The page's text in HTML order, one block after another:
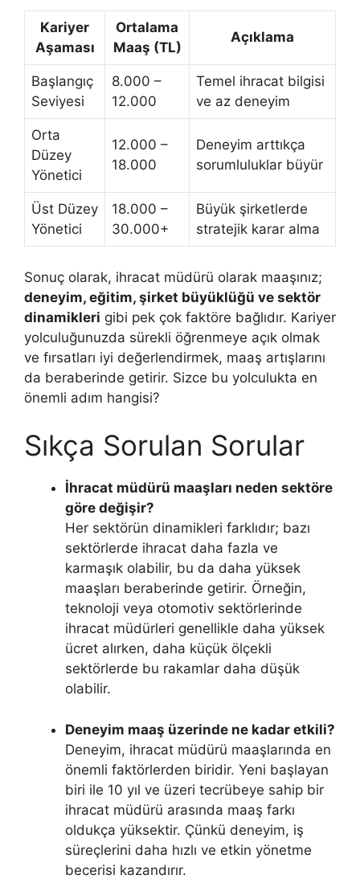
Kariyer
Aşaması
Ortalama
Maaş (TL)
Açıklama
Başlangıç
Seviyesi
8.000 –
12.000
Temel ihracat bilgisi
ve az deneyim
Orta
Düzey
Yönetici
12.000 –
18.000
Deneyim arttıkça
sorumluluklar büyür
Üst Düzey
Yönetici
18.000 –
30.000+
Büyük şirketlerde
stratejik karar alma
Sonuç olarak, ihracat müdürü olarak maaşınız;
deneyim, eğitim, şirket büyüklüğü ve sektör
dinamikleri gibi pek çok faktöre bağlıdır. Kariyer
yolculuğunuzda sürekli öğrenmeye açık olmak
ve fırsatları iyi değerlendirmek, maaş artışlarını
da beraberinde getirir. Sizce bu yolculukta en
önemli adım hangisi?
Sıkça Sorulan Sorular
İhracat müdürü maaşları neden sektöre
göre değişir?
Her sektörün dinamikleri farklıdır; bazı
sektörlerde ihracat daha fazla ve
karmaşık olabilir, bu da daha yüksek
maaşları beraberinde getirir. Örneğin,
teknoloji veya otomotiv sektörlerinde
ihracat müdürleri genellikle daha yüksek
ücret alırken, daha küçük ölçekli
sektörlerde bu rakamlar daha düşük
olabilir.
Deneyim maaş üzerinde ne kadar etkili?
Deneyim, ihracat müdürü maaşlarında en
önemli faktörlerden biridir. Yeni başlayan
biri ile 10 yıl ve üzeri tecrübeye sahip bir
ihracat müdürü arasında maaş farkı
oldukça yüksektir. Çünkü deneyim, iş
süreçlerini daha hızlı ve etkin yönetme
becerisi kazandırır.